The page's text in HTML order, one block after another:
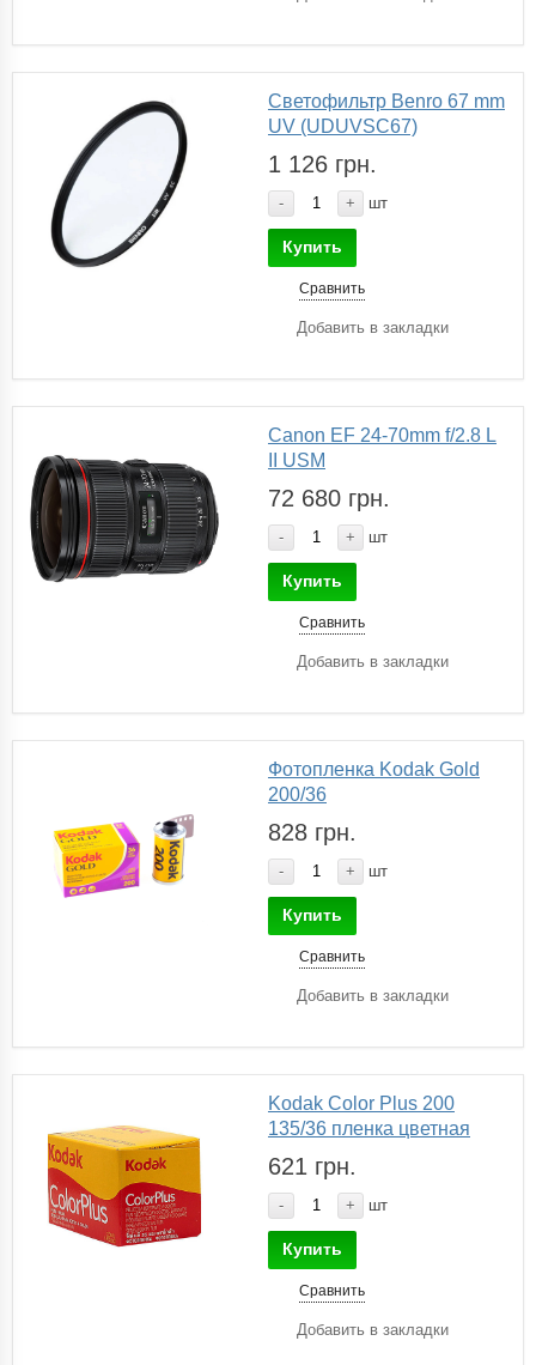
Светофильтр Benro 67 mm
UV (UDUVSC67)
1 126 грн.
- + шт
Купить
Сравнить
Добавить в закладки
Canon EF 24-70mm f/2.8 L
II USM
72 680 грн.
- + шт
Купить
Сравнить
Добавить в закладки
Фотопленка Kodak Gold
200/36
828 грн.
- + шт
Купить
Сравнить
Добавить в закладки
Kodak Color Plus 200
135/36 пленка цветная
621 грн.
- + шт
Купить
Сравнить
Добавить в закладки